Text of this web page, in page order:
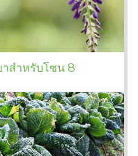
าสำหรับโซน 8